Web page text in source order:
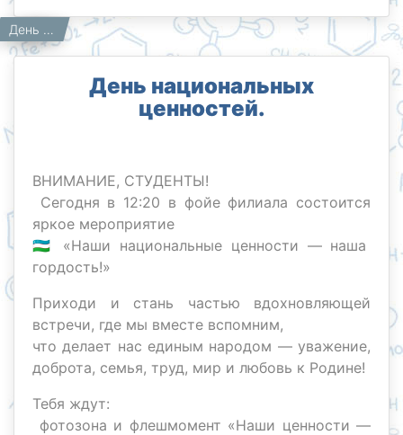
Главная
Работникам
Новости День национальных ценностей.
День национальных
ценностей.
ВНИМАНИЕ, СТУДЕНТЫ!
Сегодня в 12:20 в фойе филиала состоится
яркое мероприятие
🇺🇿 «Наши национальные ценности — наша
гордость!»
Приходи и стань частью вдохновляющей
встречи, где мы вместе вспомним,
что делает нас единым народом — уважение,
доброта, семья, труд, мир и любовь к Родине!
Тебя ждут:
фотозона и флешмомент «Наши ценности —